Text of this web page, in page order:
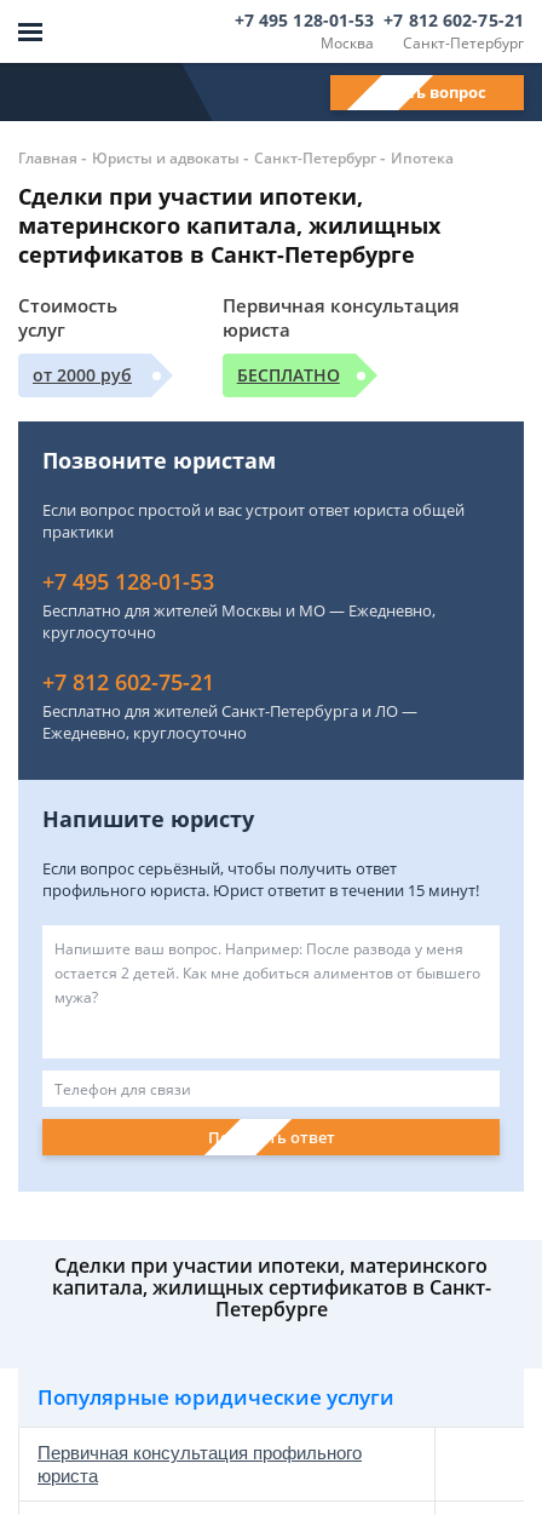
Москва
+7 495 128-01-53
Санкт-Петербург
+7 812 602-75-21
Задать вопрос
Главная - Юристы и адвокаты - Санкт-Петербург- Ипотека
Сделки при участии ипотеки,
материнского капитала, жилищных
сертификатов в Санкт-Петербурге
Стоимость
услуг
от 2000 руб
Первичная консультация
юриста
БЕСПЛАТНО
Позвоните юристам
Если вопрос простой и вас устроит ответ юриста общей
практики
+7 495 128-01-53
Бесплатно для жителей Москвы и МО — Ежедневно,
круглосуточно
+7 812 602-75-21
Бесплатно для жителей Санкт-Петербурга и ЛО —
Ежедневно, круглосуточно
Напишите юристу
Если вопрос серьёзный, чтобы получить ответ
профильного юриста. Юрист ответит в течении 15 минут!
Получить ответ
Сделки при участии ипотеки, материнского
капитала, жилищных сертификатов в Санкт-
Петербурге
Популярные юридические услуги
Первичная консультация профильного
юриста